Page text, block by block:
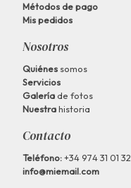
Métodos de pago
Mis pedidos
Nosotros
Quiénes somos
Servicios
Galería de fotos
Nuestrahistoria
Contacto
Teléfono:+34 974 31 01 32
info@miemail.com